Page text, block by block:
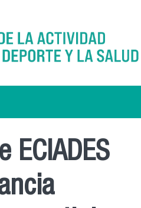
ECIADES